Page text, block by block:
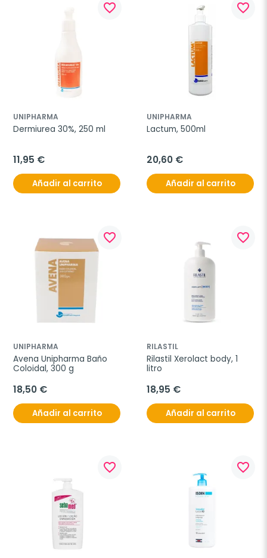
favorite_border
UNIPHARMA
Dermiurea 30%, 250 ml
11,95 €
Añadir al carrito
favorite_border
UNIPHARMA
Lactum, 500ml
20,60 €
Añadir al carrito
favorite_border
UNIPHARMA
Avena Unipharma Baño
Coloidal, 300 g
18,50 €
Añadir al carrito
favorite_border
RILASTIL
Rilastil Xerolact body, 1
litro
18,95 €
Añadir al carrito
favorite_border favorite_border